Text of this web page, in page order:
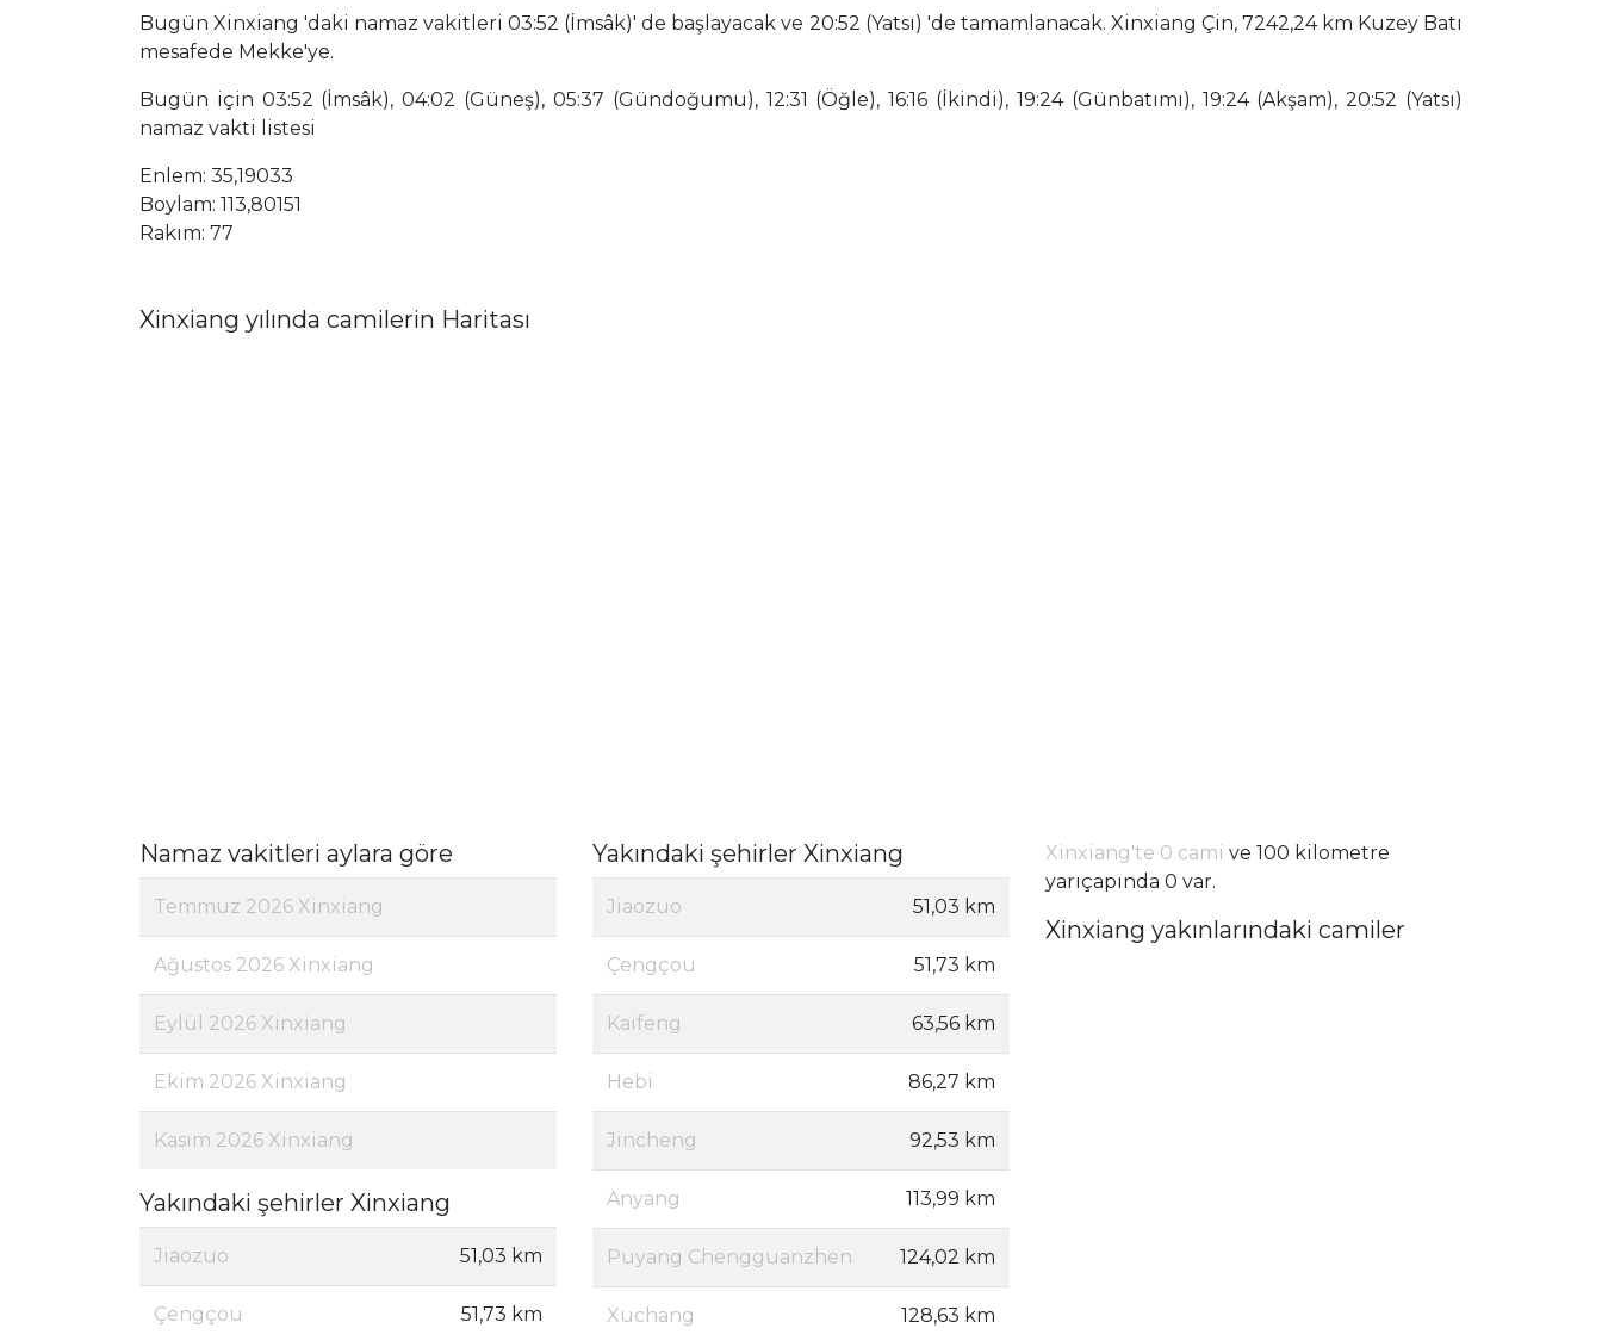
Bugün Xinxiang 'daki namaz vakitleri 03:52 (İmsâk)' de başlayacak ve 20:52 (Yatsı) 'de tamamlanacak. Xinxiang Çin, 7242,24 km Kuzey Batı
mesafede Mekke'ye.
Bugün için 03:52 (İmsâk), 04:02 (Güneş), 05:37 (Gündoğumu), 12:31 (Öğle), 16:16 (İkindi), 19:24 (Günbatımı), 19:24 (Akşam), 20:52 (Yatsı)
namaz vakti listesi
Enlem: 35,19033
Boylam: 113,80151
Rakım: 77
Xinxiang yılında camilerin Haritası
Namaz vakitleri aylara göre
Temmuz 2026 Xinxiang
Ağustos 2026 Xinxiang
Eylül 2026 Xinxiang
Ekim 2026 Xinxiang
Kasım 2026 Xinxiang
Yakındaki şehirler Xinxiang
Jiaozuo 51,03 km
Çengçou 51,73 km
Yakındaki şehirler Xinxiang
Jiaozuo 51,03 km
Çengçou 51,73 km
Kaifeng 63,56 km
Hebi 86,27 km
Jincheng 92,53 km
Anyang 113,99 km
Puyang Chengguanzhen 124,02 km
Xuchang 128,63 km
Xinxiang'te 0 cami ve 100 kilometre
yarıçapında 0 var.
Xinxiang yakınlarındaki camiler